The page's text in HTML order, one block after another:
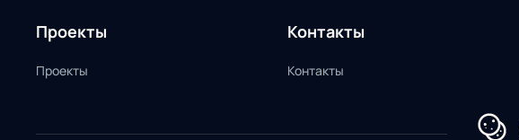
Проекты
Проекты
Контакты
Контакты